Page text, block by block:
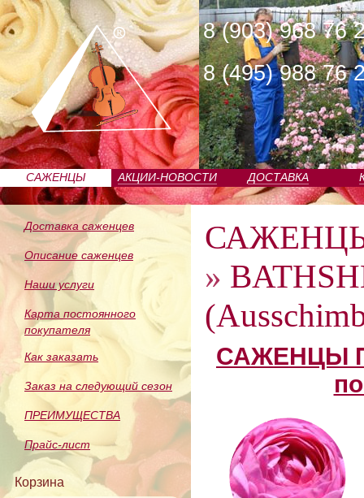
8 (903) 968 76
8 (495) 988 76
САЖЕНЦЫ
ПИТОМНИКА
АКЦИИ-НОВОСТИ ДОСТАВКА
Доставка саженцев
Описание саженцев
Наши услуги
Карта постоянного
покупателя
Как заказать
Заказ на следующий сезон
ПРЕИМУЩЕСТВА
Прайс-лист
Корзина
»
САЖЕНЦЫ